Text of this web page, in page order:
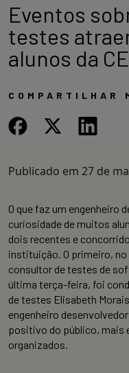
Eventos
testes
alunos da
COMPARTILHAR
Publicado em 27 de
O que faz um engenheiro
curiosidade de muitos
dois recentes e
instituição. O primeiro,
consultor de testes de
última terça-feira, foi
de testes Elisabeth
engenheiro
positivo do público, mais
organizados.